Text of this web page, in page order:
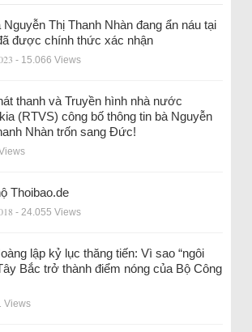
Nguyễn Thị Thanh Nhàn đang ẩn náu tại
được chính thức xác nhận
- 15.066 Views
thanh và Truyền hình nhà nước
(RTVS) công bố thông tin bà Nguyễn
Nhàn trốn sang Đức!
Thoibao.de
- 24.055 Views
lập kỷ lục thăng tiến: Vì sao “ngôi
Bắc trở thành điểm nóng của Bộ Công
Views